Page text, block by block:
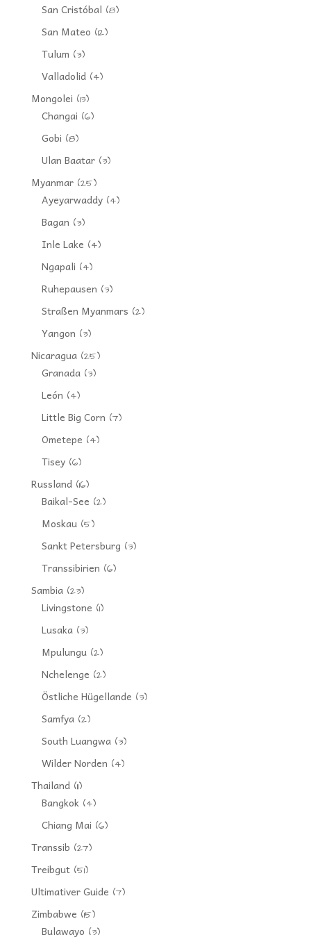
San Cristóbal (8)
San Mateo (12)
Tulum (3)
Valladolid(4)
Mongolei (13)
Changai (6)
Gobi (8)
Ulan Baatar(3)
Myanmar(25)
Ayeyarwaddy(4)
Bagan (3)
Inle Lake (4)
Ngapali (4)
Ruhepausen (3)
Straßen Myanmars (2)
Yangon (3)
Nicaragua(25)
Granada(3)
León (4)
Little Big Corn (7)
Ometepe (4)
Tisey(6)
Russland(16)
Baikal-See (2)
Moskau(5)
Sankt Petersburg (3)
Transsibirien (6)
Sambia(23)
Livingstone (1)
Lusaka(3)
Mpulungu(2)
Nchelenge (2)
Östliche Hügellande (3)
Samfya(2)
South Luangwa(3)
Wilder Norden (4)
Thailand(11)
Bangkok(4)
Chiang Mai (6)
Transsib (27)
Treibgut(51)
Ultimativer Guide (7)
Zimbabwe (15)
Bulawayo (3)